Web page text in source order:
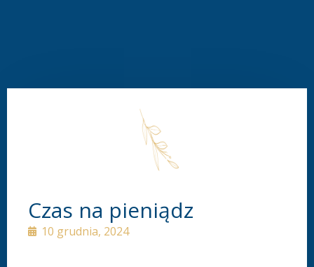
Czas na pieniądz
10 grudnia, 2024